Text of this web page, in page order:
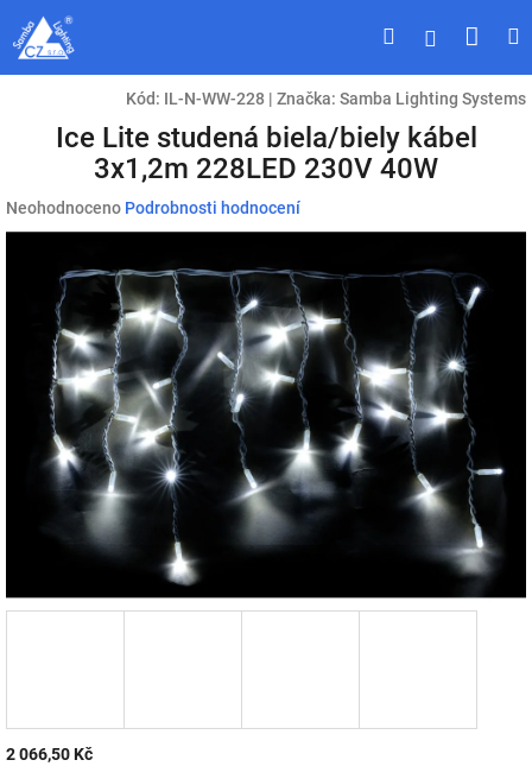
obsah
HledatPřihlášení
Kód: IL-N-WW-228 | Značka: Samba Lighting Systems
Ice Lite studená biela/biely kábel
3x1,2m 228LED 230V 40W
Průměrné
hodnocení
hvězdiček.
Neohodnoceno Podrobnosti hodnocení
2 066,50 Kč